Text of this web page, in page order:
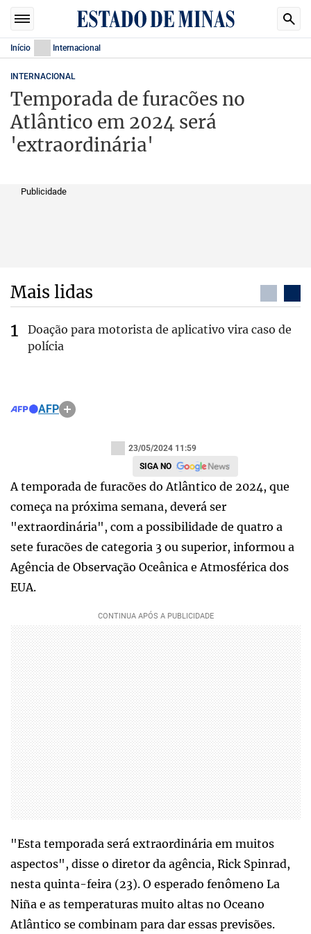
Início Internacional
INTERNACIONAL
Temporada de furacões no
Atlântico em 2024 será
'extraordinária'
Publicidade
Mais lidas
Doação para motorista de aplicativo vira caso de
polícia
AFP
23/05/2024 11:59
SIGA NO
A temporada de furacões do Atlântico de 2024, que
começa na próxima semana, deverá ser
"extraordinária", com a possibilidade de quatro a
sete furacões de categoria 3 ou superior, informou a
Agência de Observação Oceânica e Atmosférica dos
EUA.
"Esta temporada será extraordinária em muitos
aspectos", disse o diretor da agência, Rick Spinrad,
nesta quinta-feira (23). O esperado fenômeno La
Niña e as temperaturas muito altas no Oceano
Atlântico se combinam para dar essas previsões.